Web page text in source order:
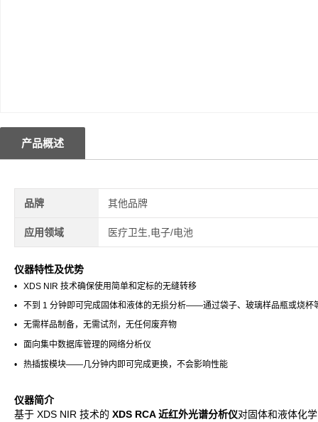
产品概述
品牌 其他品牌
应用领域 医疗卫生,电子/电池
仪器特性及优势
• XDS NIR 技术确保使用简单和定标的无缝转移
• 不到 1 分钟即可完成固体和液体的无损分析——通过袋子、玻璃样品瓶或烧杯
• 无需样品制备，无需试剂，无任何废弃物
• 面向集中数据库管理的网络分析仪
• 热插拔模块——几分钟内即可完成更换，不会影响性能
仪器简介
基于 XDS NIR 技术的 XDS RCA 近红外光谱分析仪对固体和液体化